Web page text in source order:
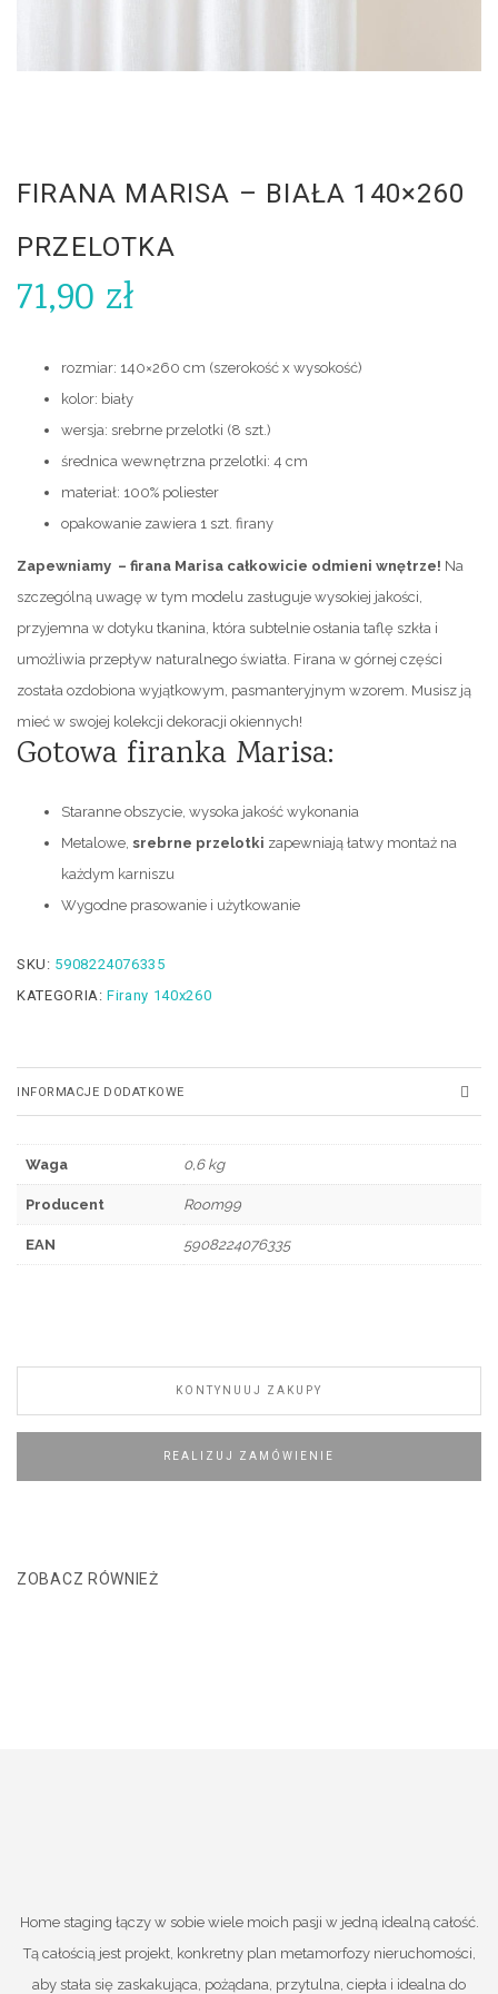
FIRANA MARISA – BIAŁA 140×260
PRZELOTKA
71,90 zł
rozmiar: 140×260 cm (szerokość x wysokość)
kolor: biały
wersja: srebrne przelotki (8 szt.)
średnica wewnętrzna przelotki: 4 cm
materiał: 100% poliester
opakowanie zawiera 1 szt. firany
Zapewniamy – firana Marisa całkowicie odmieni wnętrze! Na
szczególną uwagę w tym modelu zasługuje wysokiej jakości,
przyjemna w dotyku tkanina, która subtelnie osłania taflę szkła i
umożliwia przepływ naturalnego światła. Firana w górnej części
została ozdobiona wyjątkowym, pasmanteryjnym wzorem. Musisz ją
mieć w swojej kolekcji dekoracji okiennych!
Gotowa firanka Marisa:
Staranne obszycie, wysoka jakość wykonania
Metalowe, srebrne przelotki zapewniają łatwy montaż na
każdym karniszu
Wygodne prasowanie i użytkowanie
SKU: 5908224076335
KATEGORIA:Firany 140x260
INFORMACJE DODATKOWE
Waga 0,6 kg
Producent Room99
EAN 5908224076335
KONTYNUUJ ZAKUPY
REALIZUJ ZAMÓWIENIE
ZOBACZ RÓWNIEŻ
Home staging łączy w sobie wiele moich pasji w jedną idealną całość.
Tą całością jest projekt, konkretny plan metamorfozy nieruchomości,
aby stała się zaskakująca, pożądana, przytulna, ciepła i idealna do